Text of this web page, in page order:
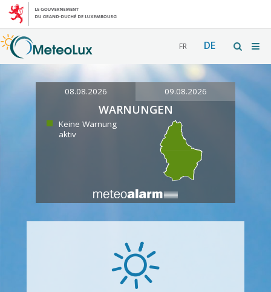
FR DE
08.08.2026 09.08.2026
WARNUNGEN
Keine Warnung
aktiv